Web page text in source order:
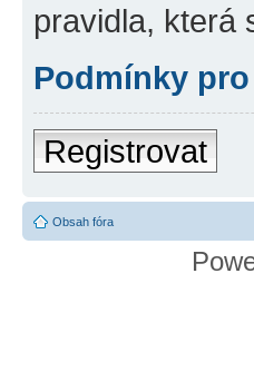
pravidla, která
Podmínky
Registrovat
Obsah fóra